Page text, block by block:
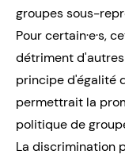
groupes sous-
Pour certain·e·s,
détriment
principe d'égalité
permettrait la
politique de
La discrimination